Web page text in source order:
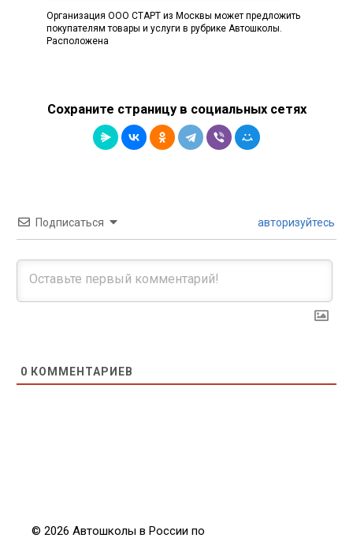
Организация ООО СТАРТ из Москвы может предложить
покупателям товары и услуги в рубрике Автошколы.
Расположена
Сохраните страницу в социальных сетях
Подписаться авторизуйтесь
0 КОММЕНТАРИЕВ
© 2026 Автошколы в России по